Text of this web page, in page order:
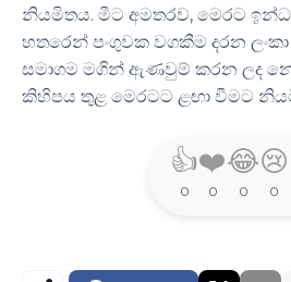
නියමිතය. මීට අමතරව, මෙරට
හතරෙන් පංගුවක වගකීම දරන ලංකා
සමාගම මගින් ඇණවුම් කරන ලද
කිහිපය තුළ මෙරටට ළඟා වීමට
👍
0
❤️
0
😂
0
😢
0